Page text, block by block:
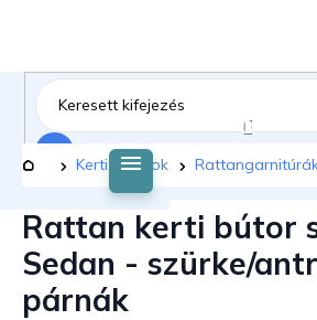
tartalomhoz
Kezdőlap
Kerti bútorok
Rattan kerti bútor
Sedan - szürke/
párnák